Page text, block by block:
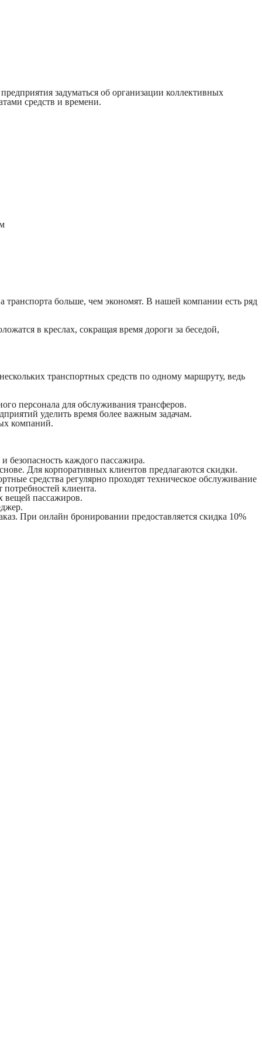
задуматься об организации коллективных
средств и времени.
больше, чем экономят. В нашей компании есть ряд
в креслах, сокращая время дороги за беседой,
транспортных средств по одному маршруту, ведь
персонала для обслуживания трансферов.
уделить время более важным задачам.
компаний.
каждого пассажира.
Для корпоративных клиентов предлагаются скидки.
средства регулярно проходят техническое обслуживание
клиента.
вещей пассажиров.
При онлайн бронировании предоставляется скидка 10%